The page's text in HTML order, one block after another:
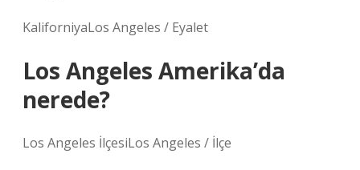
KaliforniyaLos Angeles / Eyalet
Los Angeles Amerika’da
nerede?
Los Angeles İlçesiLos Angeles / İlçe